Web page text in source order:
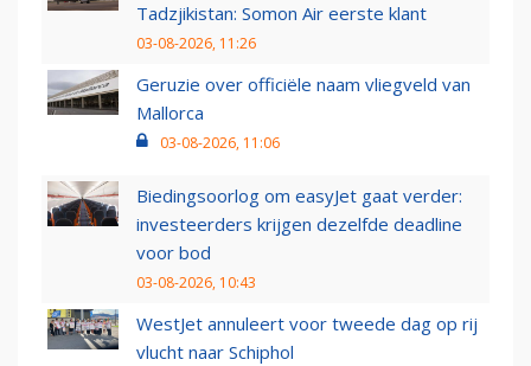
Tadzjikistan: Somon Air eerste klant
03-08-2026, 11:26
Geruzie over officiële naam vliegveld van
Mallorca
03-08-2026, 11:06
Biedingsoorlog om easyJet gaat verder:
investeerders krijgen dezelfde deadline
voor bod
03-08-2026, 10:43
WestJet annuleert voor tweede dag op rij
vlucht naar Schiphol